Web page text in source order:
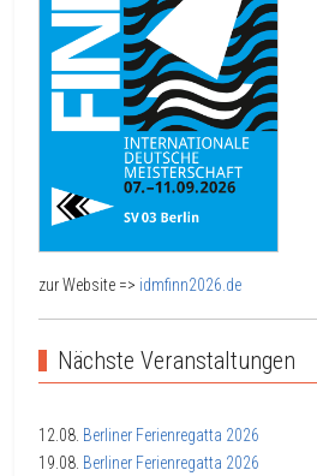
zur Website => idmfinn2026.de
Nächste Veranstaltungen
12.08. Berliner Ferienregatta 2026
19.08. Berliner Ferienregatta 2026